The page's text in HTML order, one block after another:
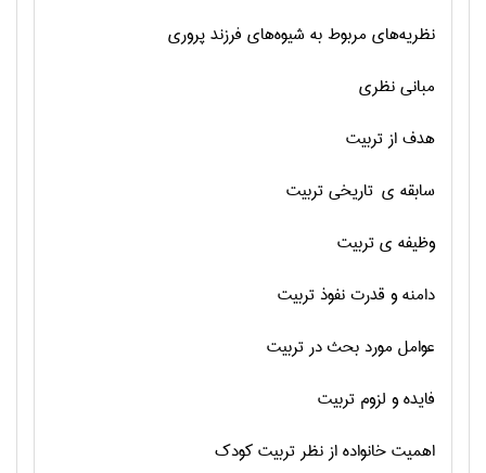
نظریه‌های مربوط به شیوه‌های فرزند پروری
مبانی نظری
هدف از تربیت
سابقه ی تاریخی تربیت
وظیفه ی تربیت
دامنه و قدرت نفوذ تربیت
عوامل مورد بحث در تربیت
فایده و لزوم تربیت
اهمیت خانواده از نظر تربیت کودک